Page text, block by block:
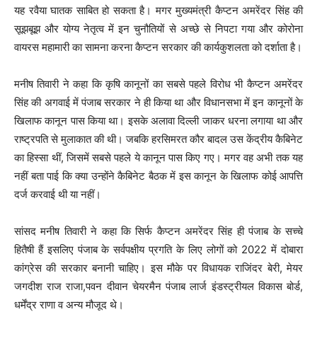
यह रवैया घातक साबित हो सकता है। मगर मुख्यमंत्री कैप्टन अमरेंदर सिंह की
सूझबूझ और योग्य नेतृत्व में इन चुनौतियों से अच्छे से निपटा गया और कोरोना
वायरस महामारी का सामना करना कैप्टन सरकार की कार्यकुशलता को दर्शाता है।
मनीष तिवारी ने कहा कि कृषि कानूनों का सबसे पहले विरोध भी कैप्टन अमरेंदर
सिंह की अगवाई में पंजाब सरकार ने ही किया था और विधानसभा में इन कानूनों के
खिलाफ कानून पास किया था। इसके अलावा दिल्ली जाकर धरना लगाया था और
राष्ट्रपति से मुलाकात की थी। जबकि हरसिमरत कौर बादल उस केंद्रीय कैबिनेट
का हिस्सा थीं, जिसमें सबसे पहले ये कानून पास किए गए। मगर वह अभी तक यह
नहीं बता पाई कि क्या उन्होंने कैबिनेट बैठक में इस कानून के खिलाफ कोई आपत्ति
दर्ज करवाई थी या नहीं।
सांसद मनीष तिवारी ने कहा कि सिर्फ कैप्टन अमरेंदर सिंह ही पंजाब के सच्चे
हितैषी हैं इसलिए पंजाब के सर्वपक्षीय प्रगति के लिए लोगों को 2022 में दोबारा
कांग्रेस की सरकार बनानी चाहिए। इस मौके पर विधायक राजिंदर बेरी, मेयर
जगदीश राज राजा,पवन दीवान चेयरमैन पंजाब लार्ज इंडस्ट्रीयल विकास बोर्ड,
धर्मेंद्र राणा व अन्य मौजूद थे।